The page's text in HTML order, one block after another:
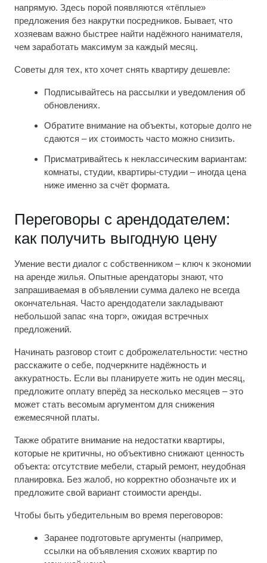
напрямую. Здесь порой появляются «тёплые»
предложения без накрутки посредников. Бывает, что
хозяевам важно быстрее найти надёжного нанимателя,
чем заработать максимум за каждый месяц.
Советы для тех, кто хочет снять квартиру дешевле:
Подписывайтесь на рассылки и уведомления об
обновлениях.
Обратите внимание на объекты, которые долго не
сдаются – их стоимость часто можно снизить.
Присматривайтесь к неклассическим вариантам:
комнаты, студии, квартиры-студии – иногда цена
ниже именно за счёт формата.
Переговоры с арендодателем:
как получить выгодную цену
Умение вести диалог с собственником – ключ к экономии
на аренде жилья. Опытные арендаторы знают, что
запрашиваемая в объявлении сумма далеко не всегда
окончательная. Часто арендодатели закладывают
небольшой запас «на торг», ожидая встречных
предложений.
Начинать разговор стоит с доброжелательности: честно
расскажите о себе, подчеркните надёжность и
аккуратность. Если вы планируете жить не один месяц,
предложите оплату вперёд за несколько месяцев – это
может стать весомым аргументом для снижения
ежемесячной платы.
Также обратите внимание на недостатки квартиры,
которые не критичны, но объективно снижают ценность
объекта: отсутствие мебели, старый ремонт, неудобная
планировка. Без жалоб, но корректно обозначьте их и
предложите свой вариант стоимости аренды.
Чтобы быть убедительным во время переговоров:
Заранее подготовьте аргументы (например,
ссылки на объявления схожих квартир по